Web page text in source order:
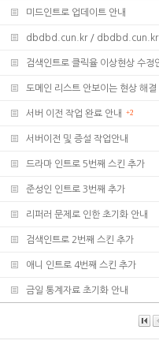
미드인트로 업데이트 안내
dbdbd.cun.kr / dbdbd.cun.kr
검색인트로 클릭율 이상현상 수정
도메인 리스트 안보이는 현상 해결
서버 이전 작업 완료 안내 +2
서버이전 및 증설 작업안내
드라마 인트로 5번째 스킨 추가
준성인 인트로 3번째 추가
리퍼러 문제로 인한 초기화 안내
검색인트로 2번째 스킨 추가
애니 인트로 4번째 스킨 추가
금일 통계자료 초기화 안내